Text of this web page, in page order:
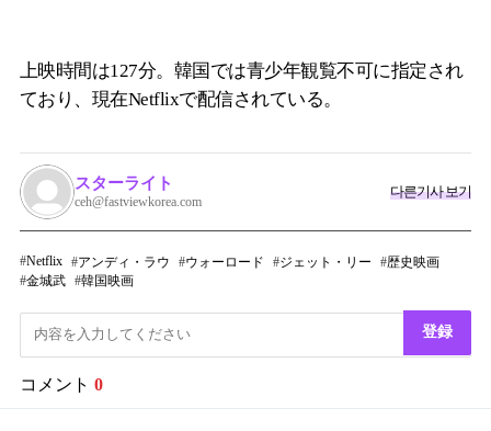
上映時間は127分。韓国では青少年観覧不可に指定され
ており、現在Netflixで配信されている。
スターライト
ceh@fastviewkorea.com
다른기사 보기
Netflix アンディ・ラウ ウォーロード ジェット・リー
歴史映画
金城武
韓国映画
登録
コメント 0